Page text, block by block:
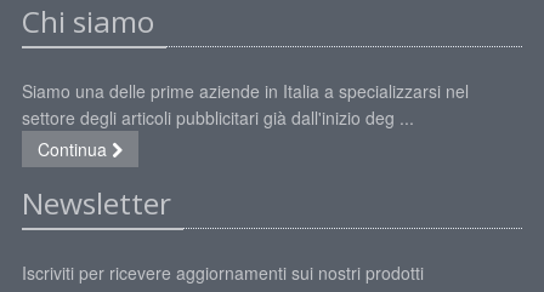
Chi siamo
Siamo una delle prime aziende in Italia a specializzarsi nel
settore degli articoli pubblicitari già dall'inizio deg ...
Continua
Newsletter
Iscriviti per ricevere aggiornamenti sui nostri prodotti